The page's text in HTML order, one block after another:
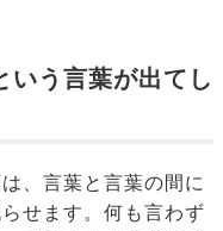
いう言葉が出てし
、言葉と言葉の間に
せます。何も言わず